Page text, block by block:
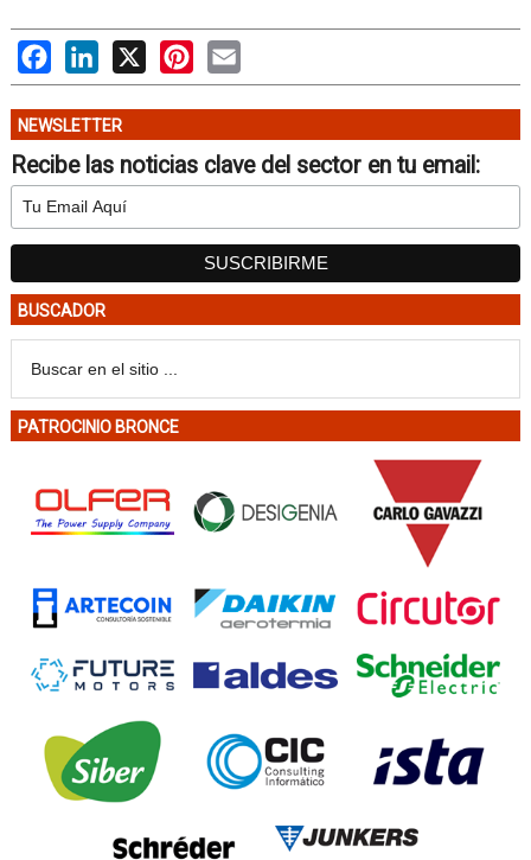
FacebookLinkedIn
X PinterestEmail
NEWSLETTER
Recibe las noticias clave del sector en tu email:
BUSCADOR
PATROCINIO BRONCE